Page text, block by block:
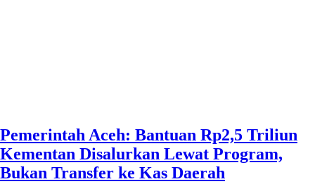
Pemerintah Aceh: Bantuan Rp2,5 Triliun
Kementan Disalurkan Lewat Program,
Bukan Transfer ke Kas Daerah